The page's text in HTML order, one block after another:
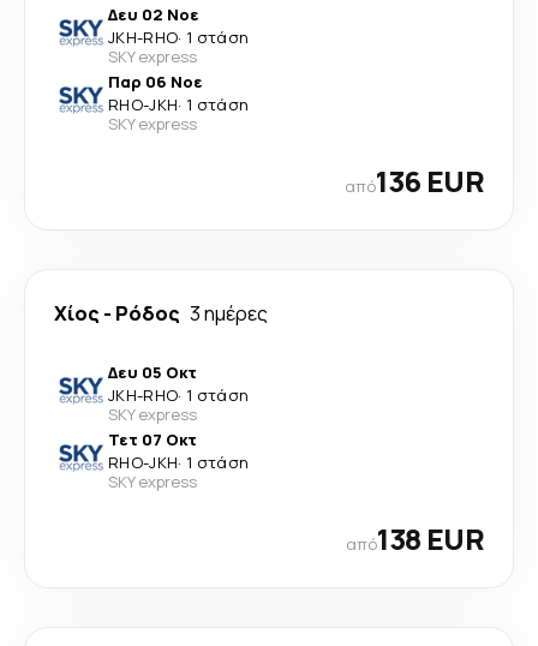
Δευ 02 Νοε
JKH-RHO· 1 στάση
SKY express
Παρ 06 Νοε
RHO-JKH· 1 στάση
SKY express
από136 EUR
Χίος - Ρόδος 3 ημέρες
Δευ 05 Οκτ
JKH-RHO· 1 στάση
SKY express
Τετ 07 Οκτ
RHO-JKH· 1 στάση
SKY express
από138 EUR